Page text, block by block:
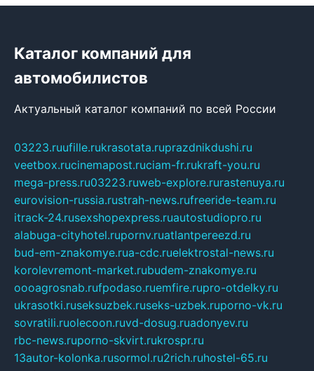
Каталог компаний для
автомобилистов
Актуальный каталог компаний по всей России
03223.ruufille.rukrasotata.ruprazdnikdushi.ru
veetbox.rucinemapost.ruciam-fr.rukraft-you.ru
mega-press.ru03223.ruweb-explore.rurastenuya.ru
eurovision-russia.rustrah-news.rufreeride-team.ru
itrack-24.rusexshopexpress.ruautostudiopro.ru
alabuga-cityhotel.rupornv.ruatlantpereezd.ru
bud-em-znakomye.rua-cdc.ruelektrostal-news.ru
korolevremont-market.rubudem-znakomye.ru
oooagrosnab.rufpodaso.ruemfire.rupro-otdelky.ru
ukrasotki.ruseksuzbek.ruseks-uzbek.ruporno-vk.ru
sovratili.ruolecoon.ruvd-dosug.ruadonyev.ru
rbc-news.ruporno-skvirt.rukrospr.ru
13autor-kolonka.rusormol.ru2rich.ruhostel-65.ru